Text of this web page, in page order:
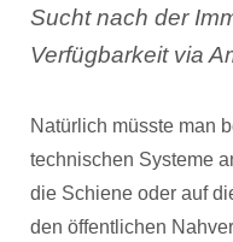
Sucht nach der
Verfügbarkeit via
Natürlich müsste man
technischen Systeme
die Schiene oder auf
den öffentlichen